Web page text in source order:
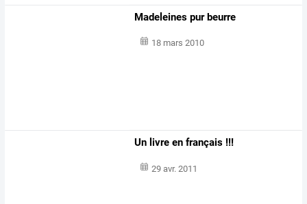
Madeleines pur beurre
18 mars 2010
Un livre en français !!!
29 avr. 2011